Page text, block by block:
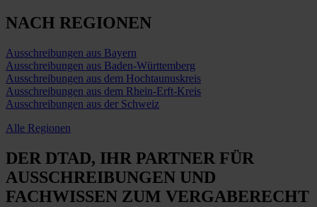
NACH REGIONEN
Ausschreibungen aus Bayern
Ausschreibungen aus Baden-Württemberg
Ausschreibungen aus dem Hochtaunuskreis
Ausschreibungen aus dem Rhein-Erft-Kreis
Ausschreibungen aus der Schweiz
Alle Regionen
DER DTAD, IHR PARTNER FÜR
AUSSCHREIBUNGEN UND
FACHWISSEN ZUM VERGABERECHT